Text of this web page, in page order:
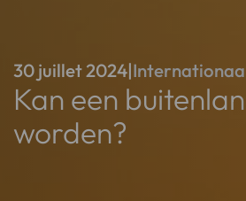
30 juillet 2024|
Kan een
worden?